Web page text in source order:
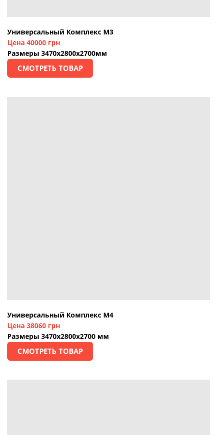
Универсальный Комплекс М3
Цена 40000 грн
Размеры 3470х2800х2700мм
СМОТРЕТЬ ТОВАР
Универсальный Комплекс М4
Цена 38060 грн
Размеры 3470х2800х2700 мм
СМОТРЕТЬ ТОВАР